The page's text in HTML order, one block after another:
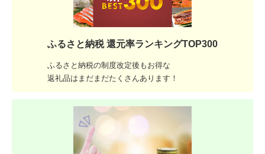
ふるさと納税 還元率ランキングTOP300
ふるさと納税の制度改定後もお得な
返礼品はまだまだたくさんあります！